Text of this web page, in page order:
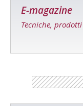
E-magazine
Tecniche,